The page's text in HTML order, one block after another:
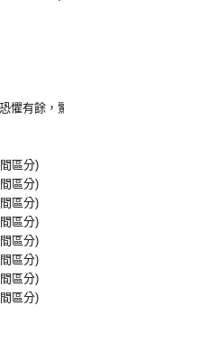
懼有餘，驚嚇不足
區分)
區分)
區分)
區分)
區分)
區分)
區分)
區分)